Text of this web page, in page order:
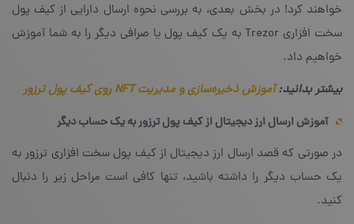
خواهند کرد! در بخش بعدی، به بررسی نحوه ارسال دارایی از کیف پول
سخت افزاری Trezor به یک کیف پول یا صرافی دیگر را به شما آموزش
خواهیم داد.
بیشتر بدانید:آموزش ذخیره‌سازی و مدیریت NFT روی کیف پول ترزور
آموزش ارسال ارز دیجیتال از کیف پول ترزور به یک حساب دیگر
در صورتی که قصد ارسال ارز دیجیتال از کیف پول سخت افزاری ترزور به
یک حساب دیگر را داشته باشید، تنها کافی است مراحل زیر را دنبال
کنید.